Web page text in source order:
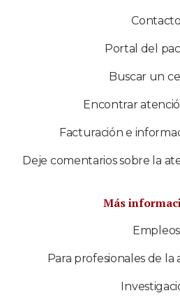
Contacto
Portal del
Buscar un
Encontrar
Facturación e
Deje comentarios sobre la
Más
Empleos
Para profesionales de